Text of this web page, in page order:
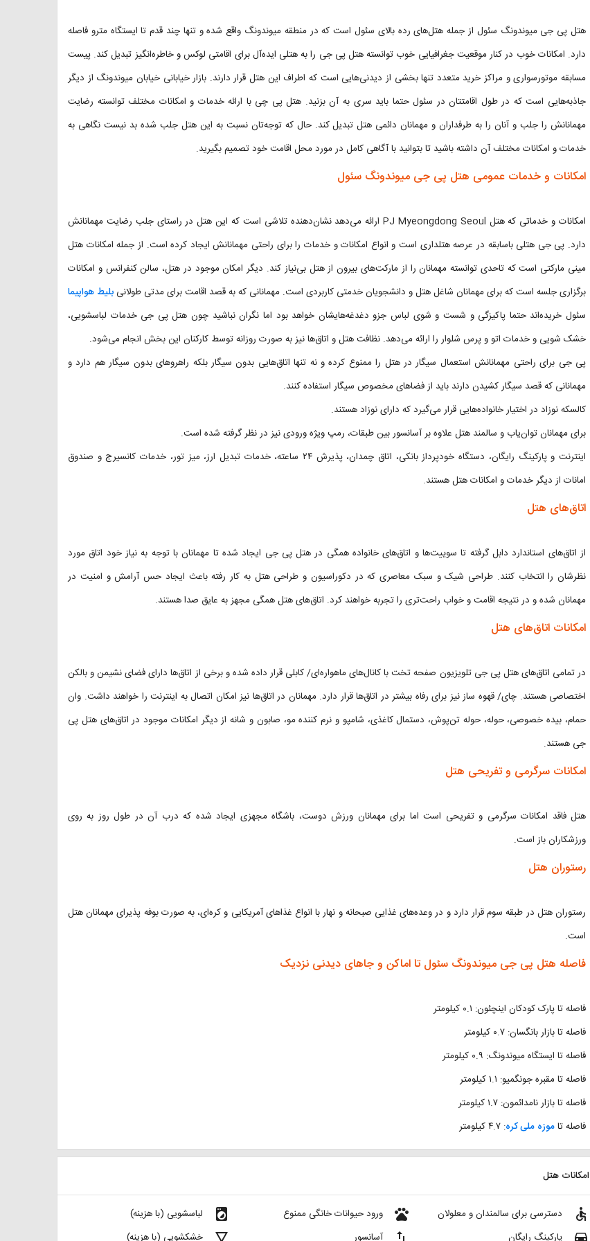
هتل پی جی میوندونگ سئول از جمله هتل‌های رده بالای سئول است که در منطقه میوندونگ واقع شده و تنها چند قدم تا ایستگاه مترو فاصله
دارد. امکانات خوب در کنار موقعیت جغرافیایی خوب توانسته هتل پی جی را به هتلی ایده‌آل برای اقامتی لوکس و خاطره‌انگیز تبدیل کند. پیست
مسابقه موتورسواری و مراکز خرید متعدد تنها بخشی از دیدنی‌هایی است که اطراف این هتل قرار دارند. بازار خیابانی خیابان میوندونگ از دیگر
جاذبه‌هایی است که در طول اقامتتان در سئول حتما باید سری به آن بزنید. هتل پی چی با ارائه خدمات و امکانات مختلف توانسته رضایت
مهمانانش را جلب و آنان را به طرفداران و مهمانان دائمی هتل تبدیل کند. حال که توجه‌تان نسبت به این هتل جلب شده بد نیست نگاهی به
خدمات و امکانات مختلف آن داشته باشید تا بتوانید با آگاهی کامل در مورد محل اقامت خود تصمیم بگیرید.
امکانات و خدمات عمومی هتل پی جی میوندونگ سئول
امکانات و خدماتی که هتل PJ Myeongdong Seoul ارائه می‌دهد نشان‌دهنده تلاشی است که این هتل در راستای جلب رضایت مهمانانش
دارد. پی جی هتلی باسابقه در عرصه هتلداری است و انواع امکانات و خدمات را برای راحتی مهمانانش ایجاد کرده است. از جمله امکانات هتل
مینی مارکتی است که تاحدی توانسته مهمانان را از مارکت‌های بیرون از هتل بی‌نیاز کند. دیگر امکان موجود در هتل، سالن کنفرانس و امکانات
برگزاری جلسه است که برای مهمانان شاغل هتل و دانشجویان خدمتی کاربردی است. مهمانانی که به قصد اقامت برای مدتی طولانی بلیط هواپیما
سئول خریده‌اند حتما پاکیزگی و شست و شوی لباس جزو دغدغه‌هایشان خواهد بود اما نگران نباشید چون هتل پی جی خدمات لباسشویی،
خشک شویی و خدمات اتو و پرس شلوار را ارائه می‌دهد. نظافت هتل و اتاق‌ها نیز به صورت روزانه توسط کارکنان این بخش انجام می‌شود.
پی جی برای راحتی مهمانانش استعمال سیگار در هتل را ممنوع کرده و نه تنها اتاق‌هایی بدون سیگار بلکه راهروهای بدون سیگار هم دارد و
مهمانانی که قصد سیگار کشیدن دارند باید از فضاهای مخصوص سیگار استفاده کنند.
کالسکه نوزاد در اختیار خانواده‌هایی قرار می‌گیرد که دارای نوزاد هستند.
برای مهمانان توان‌یاب و سالمند هتل علاوه بر آسانسور بین طبقات، رمپ ویژه ورودی نیز در نظر گرفته شده است.
اینترنت و پارکینگ رایگان، دستگاه خودپرداز بانکی، اتاق چمدان، پذیرش ۲۴ ساعته، خدمات تبدیل ارز، میز تور، خدمات کانسیرج و صندوق
امانات از دیگر خدمات و امکانات هتل هستند.
اتاق‌های هتل
از اتاق‌های استاندارد دابل گرفته تا سوییت‌ها و اتاق‌های خانواده همگی در هتل پی جی ایجاد شده تا مهمانان با توجه به نیاز خود اتاق مورد
نظرشان را انتخاب کنند. طراحی شیک و سبک معاصری که در دکوراسیون و طراحی هتل به کار رفته باعث ایجاد حس آرامش و امنیت در
مهمانان شده و در نتیجه اقامت و خواب راحت‌تری را تجربه خواهند کرد. اتاق‌های هتل همگی مجهز به عایق صدا هستند.
امکانات اتاق‌های هتل
در تمامی اتاق‌های هتل پی جی تلویزیون صفحه تخت با کانال‌های ماهواره‌ای/ کابلی قرار داده شده و برخی از اتاق‌ها دارای فضای نشیمن و بالکن
اختصاصی هستند. چای/ قهوه ساز نیز برای رفاه بیشتر در اتاق‌ها قرار دارد. مهمانان در اتاق‌ها نیز امکان اتصال به اینترنت را خواهند داشت. وان
حمام،‌ بیده خصوصی، حوله، حوله تن‌پوش، دستمال کاغذی، شامپو و نرم کننده مو، صابون و شانه از دیگر امکانات موجود در اتاق‌های هتل پی
جی هستند.
امکانات سرگرمی و تفریحی هتل
هتل فاقد امکانات سرگرمی و تفریحی است اما برای مهمانان ورزش دوست،‌ باشگاه مجهزی ایجاد شده که درب آن در طول روز به روی
ورزشکاران باز است.
رستوران هتل
رستوران هتل در طبقه سوم قرار دارد و در وعده‌های غذایی صبحانه و نهار با انواع غذاهای آمریکایی و کره‌ای، به صورت بوفه پذیرای مهمانان هتل
است.
فاصله هتل پی جی میوندونگ سئول تا اماکن و جاهای دیدنی نزدیک
فاصله تا پارک کودکان اینچئون: ۰.۱ کیلومتر
فاصله تا بازار بانگسان: ۰.۷ کیلومتر
فاصله تا ایستگاه میوندونگ: ۰.۹ کیلومتر
فاصله تا مقبره جونگمیو: ۱.۱ کیلومتر
فاصله تا بازار نامدائمون: ۱.۷ کیلومتر
فاصله تاموزه ملی کره: ۴.۷ کیلومتر
امکانات هتل
local_laundry_service لباسشویی (با هزینه)
details خشکشویی (با هزینه)
pets ورود حیوانات خانگی ممنوع
import_export آسانسور
accessible دسترسی برای سالمندان و معلولان
directions_car پارکینگ رایگان